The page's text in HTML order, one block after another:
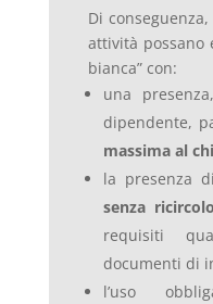
Di
attività possano
bianca” con:
una
dipendente,
massima al
la presenza di
senza
requisiti
documenti di
l’uso